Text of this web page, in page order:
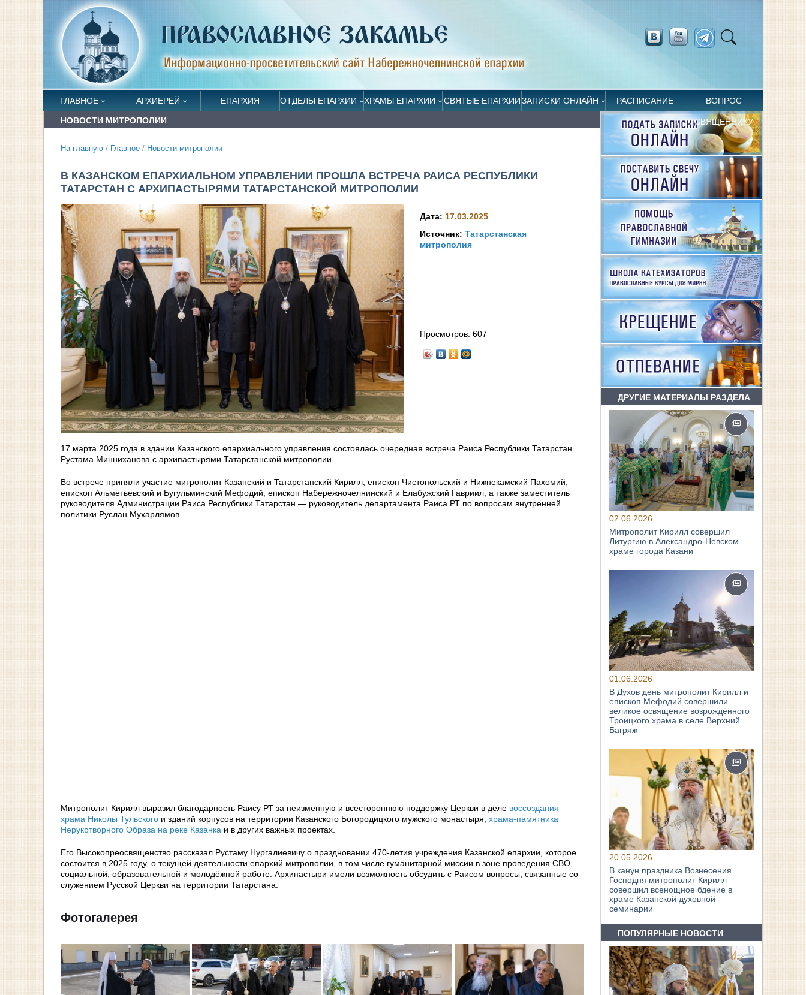
ГЛАВНОЕ АРХИЕРЕЙ ЕПАРХИЯ ОТДЕЛЫ ЕПАРХИИ ХРАМЫ ЕПАРХИИ СВЯТЫЕ ЕПАРХИИЗАПИСКИ ОНЛАЙН РАСПИСАНИЕ ВОПРОС
СВЯЩЕННИКУ
НОВОСТИ МИТРОПОЛИИ
На главную / Главное / Новости митрополии
В КАЗАНСКОМ ЕПАРХИАЛЬНОМ УПРАВЛЕНИИ ПРОШЛА ВСТРЕЧА РАИСА РЕСПУБЛИКИ
ТАТАРСТАН С АРХИПАСТЫРЯМИ ТАТАРСТАНСКОЙ МИТРОПОЛИИ
Дата: 17.03.2025
Источник:Татарстанская
митрополия
Просмотров:607
17 марта 2025 года в здании Казанского епархиального управления состоялась очередная встреча Раиса Республики Татарстан
Рустама Минниханова с архипастырями Татарстанской митрополии.
Во встрече приняли участие митрополит Казанский и Татарстанский Кирилл, епископ Чистопольский и Нижнекамский Пахомий,
епископ Альметьевский и Бугульминский Мефодий, епископ Набережночелнинский и Елабужский Гавриил, а также заместитель
руководителя Администрации Раиса Республики Татарстан — руководитель департамента Раиса РТ по вопросам внутренней
политики Руслан Мухарлямов.
Митрополит Кирилл выразил благодарность Раису РТ за неизменную и всестороннюю поддержку Церкви в деле воссоздания
храма Николы Тульского и зданий корпусов на территории Казанского Богородицкого мужского монастыря, храма-памятника
Нерукотворного Образа на реке Казанка и в других важных проектах.
Его Высокопреосвященство рассказал Рустаму Нургалиевичу о праздновании 470-летия учреждения Казанской епархии, которое
состоится в 2025 году, о текущей деятельности епархий митрополии, в том числе гуманитарной миссии в зоне проведения СВО,
социальной, образовательной и молодёжной работе. Архипастыри имели возможность обсудить с Раисом вопросы, связанные со
служением Русской Церкви на территории Татарстана.
Фотогалерея
ДРУГИЕ МАТЕРИАЛЫ РАЗДЕЛА
02.06.2026
Митрополит Кирилл совершил
Литургию в Александро-Невском
храме города Казани
01.06.2026
В Духов день митрополит Кирилл и
епископ Мефодий совершили
великое освящение возрождённого
Троицкого храма в селе Верхний
Багряж
20.05.2026
В канун праздника Вознесения
Господня митрополит Кирилл
совершил всенощное бдение в
храме Казанской духовной
семинарии
ПОПУЛЯРНЫЕ НОВОСТИ